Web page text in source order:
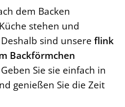
dem Backen
stehen und
sind unsere flink
Backförmchen
Sie sie einfach in
genießen Sie die Zeit